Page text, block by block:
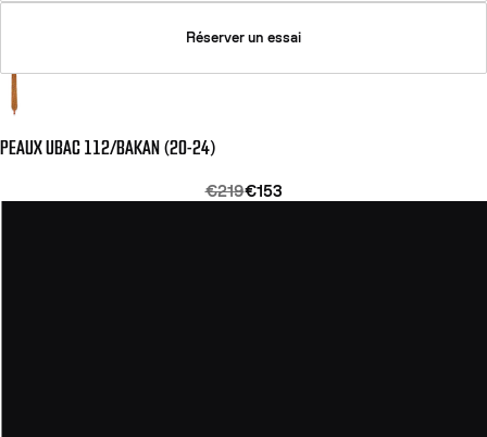
Réserver un essai
PEAUX UBAC 112/BAKAN (20-24)
€219€153